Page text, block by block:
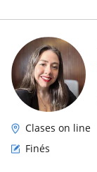
Clases on line
Finés